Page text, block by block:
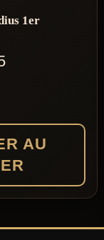
1er
AU